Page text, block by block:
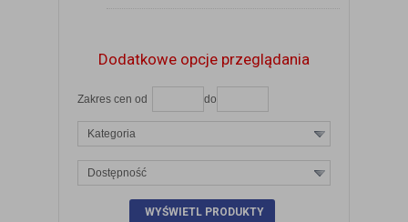
Dodatkowe opcje przeglądania
Zakres cen od do
Kategoria
Dostępność
ZOBACZ SZCZEGÓŁY